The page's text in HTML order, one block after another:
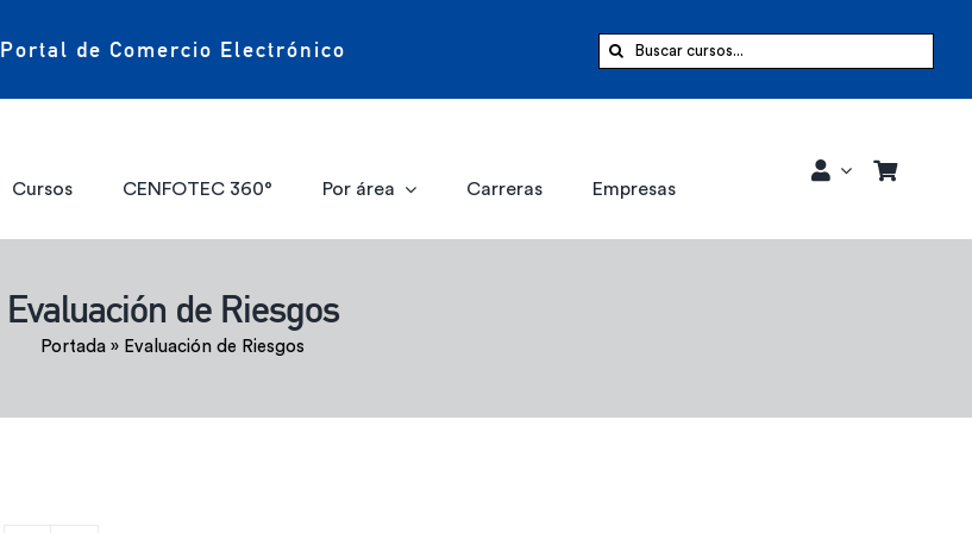
Portal de Comercio Electrónico Buscar:
Cursos CENFOTEC 360° Por área Carreras Empresas
Evaluación de Riesgos
Portada » Evaluación de Riesgos